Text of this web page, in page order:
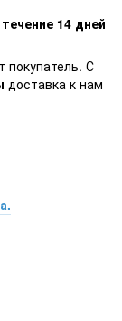
14 дней
покупатель. С
доставка к нам